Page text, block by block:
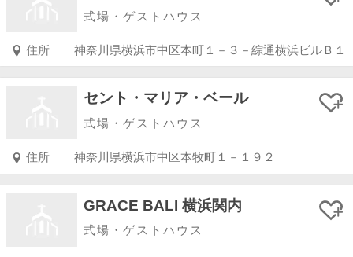
式場・ゲストハウス
住所 神奈川県横浜市中区本町１－３－綜通横浜ビルＢ１
セント・マリア・ベール
式場・ゲストハウス
住所 神奈川県横浜市中区本牧町１－１９２
GRACE BALI 横浜関内
式場・ゲストハウス